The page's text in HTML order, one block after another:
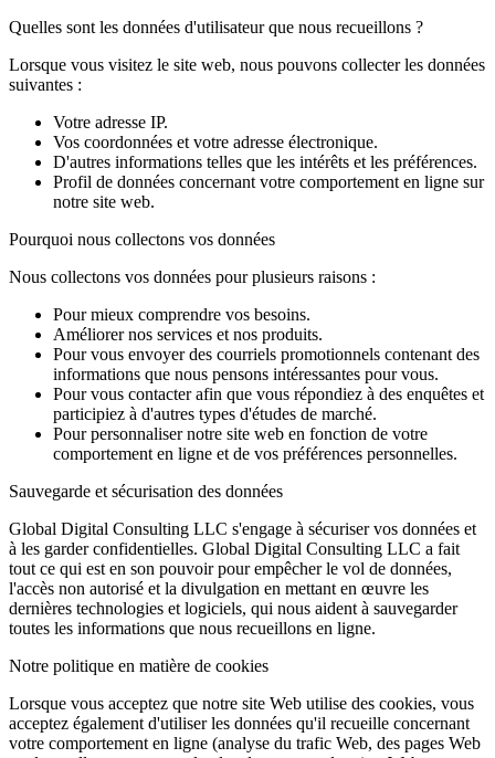
Quelles sont les données d'utilisateur que nous recueillons ?
Lorsque vous visitez le site web, nous pouvons collecter les données
suivantes :
Votre adresse IP.
Vos coordonnées et votre adresse électronique.
D'autres informations telles que les intérêts et les préférences.
Profil de données concernant votre comportement en ligne sur
notre site web.
Pourquoi nous collectons vos données
Nous collectons vos données pour plusieurs raisons :
Pour mieux comprendre vos besoins.
Améliorer nos services et nos produits.
Pour vous envoyer des courriels promotionnels contenant des
informations que nous pensons intéressantes pour vous.
Pour vous contacter afin que vous répondiez à des enquêtes et
participiez à d'autres types d'études de marché.
Pour personnaliser notre site web en fonction de votre
comportement en ligne et de vos préférences personnelles.
Sauvegarde et sécurisation des données
Global Digital Consulting LLC s'engage à sécuriser vos données et
à les garder confidentielles. Global Digital Consulting LLC a fait
tout ce qui est en son pouvoir pour empêcher le vol de données,
l'accès non autorisé et la divulgation en mettant en œuvre les
dernières technologies et logiciels, qui nous aident à sauvegarder
toutes les informations que nous recueillons en ligne.
Notre politique en matière de cookies
Lorsque vous acceptez que notre site Web utilise des cookies, vous
acceptez également d'utiliser les données qu'il recueille concernant
votre comportement en ligne (analyse du trafic Web, des pages Web